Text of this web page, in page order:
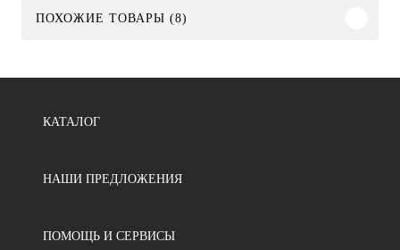
ПОХОЖИЕ ТОВАРЫ (8)
КАТАЛОГ
НАШИ ПРЕДЛОЖЕНИЯ
ПОМОЩЬ И СЕРВИСЫ